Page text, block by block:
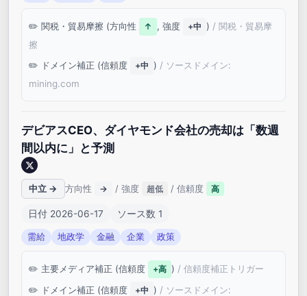
関税・貿易摩擦 (方向性 ↑ , 強度 +中 ) / 関税・貿易摩
擦
ドメイン補正 (信頼度
+中 ) / ソースドメイン:
mining.com
デビアスCEO、ダイヤモンド会社の売却は「数週
間以内に」と予測
中立 → 方向性 → / 強度 超低 / 信頼度 高
日付 2026-06-17 ソース数 1
需給 地政学 金融 企業 政策
主要メディア補正 (信頼度 +高 ) / 信頼度補正トリガー
ドメイン補正 (信頼度
+中 ) / ソースドメイン: